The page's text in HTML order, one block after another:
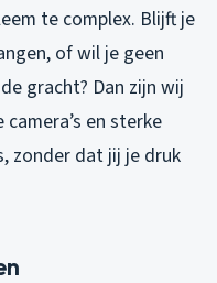
te complex. Blijft je
of wil je geen
gracht? Dan zijn wij
en sterke
zonder dat jij je druk